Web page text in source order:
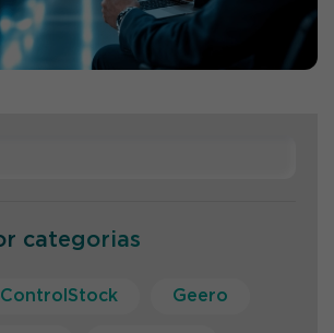
categorias
ControlStock Geero